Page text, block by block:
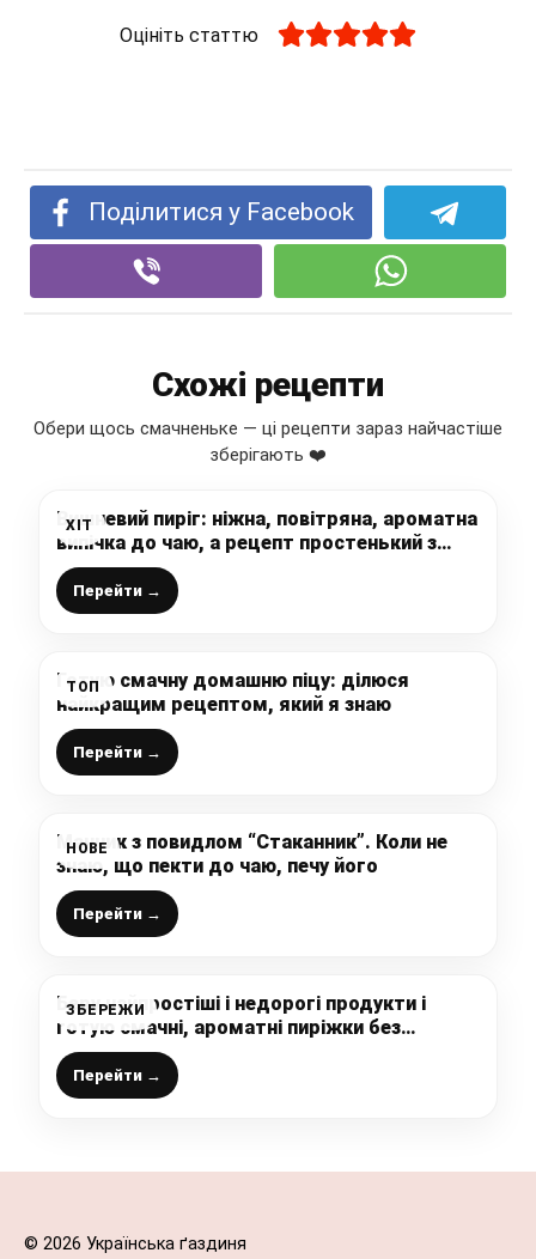
Оцініть статтю
Поділитися у Facebook
Схожі рецепти
Обери щось смачненьке — ці рецепти зараз найчастіше
зберігають ❤️
ХІТ
Вишневий пиріг: ніжна, повітряна, ароматна
випічка до чаю, а рецепт простенький з
розряду – “все змішала і готово”
Перейти →
ТОП
Готую смачну домашню піцу: ділюся
найкращим рецептом, який я знаю
Перейти →
НОВЕ
Манник з повидлом “Стаканник”. Коли не
знаю, що пекти до чаю, печу його
Перейти →
ЗБЕРЕЖИ
Беру найпростіші і недорогі продукти і
готую смачні, ароматні пиріжки без
дріжджів – смачні пиріжки без дріжджів
(рецепт простий, і продукти доступні)
Перейти →
© 2026 Українська ґаздиня